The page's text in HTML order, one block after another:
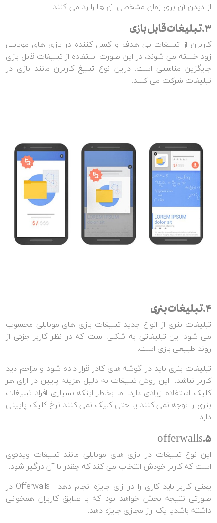
از دیدن آن برای زمان مشخصی آن ها را رد می کنند.
3.تبلیغات قابل بازی
کاربران از تبلیغات بی هدف و کسل کننده در بازی های موبایلی
زود خسته می شوند، در این صورت استفاده از تبلیغات قابل بازی
جایگزین مناسبی است. دراین نوع تبلیغ کاربران مانند بازی در
تبلیغات شرکت می کنند.
4.تبلیغات بنری
تبلیغات بنری از انواع جدید تبلیغات بازی های موبایلی محسوب
می شود این تبلیغاتی به شکلی است که در نظر کاربر جزئی از
روند طبیعی بازی است.
تبلیغات بنری باید در گوشه های کادر قرار داده شود و مزاحم دید
کاربر نباشد. این روش تبلیغات به دلیل هزینه پایین در ازای هر
کلیک استفاده زیادی دارد. اما بخاطر اینکه بسیاری افراد تبلیغات
بنری را توجه نمی کنند یا حتی کلیک نمی کنند نرخ کلیک پایینی
دارد.
5.offerwalls
این نوع تبلیغات در بازی های موبایلی مانند تبلیغات ویدئوی
است که کاربر خودش انتخاب می کند که چقدر با آن درگیر شود.
یعنی کاربر باید کاری را در ازای جایزه انجام دهد. Offerwalls در
صورتی نتیجه بخش خواهد بود که با علایق کاربران همخوانی
داشته باشدیا یک ارز مجازی جایزه دهد.